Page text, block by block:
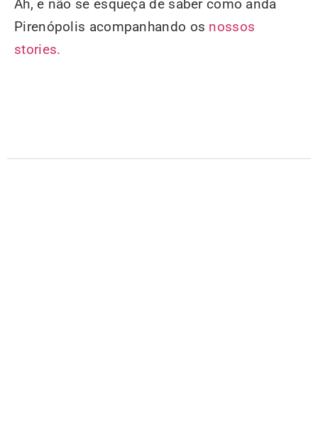
Ah, e não se esqueça de saber como anda
Pirenópolis acompanhando os nossos
stories.